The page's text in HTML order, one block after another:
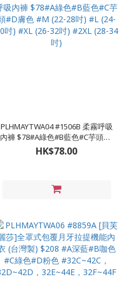
PLHMAYTWA04 #1506B 柔霧呼吸
內褲 $78#A綠色#B藍色#C芋頭#D
#XL (26-32吋) #2XL (28-34吋)
HK$78.00